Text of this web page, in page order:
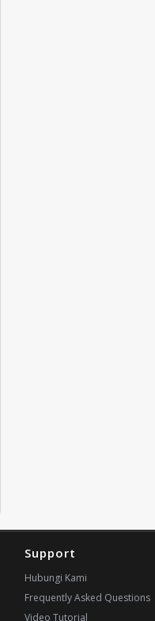
Support
Hubungi Kami
Frequently Asked Questions
Video Tutorial